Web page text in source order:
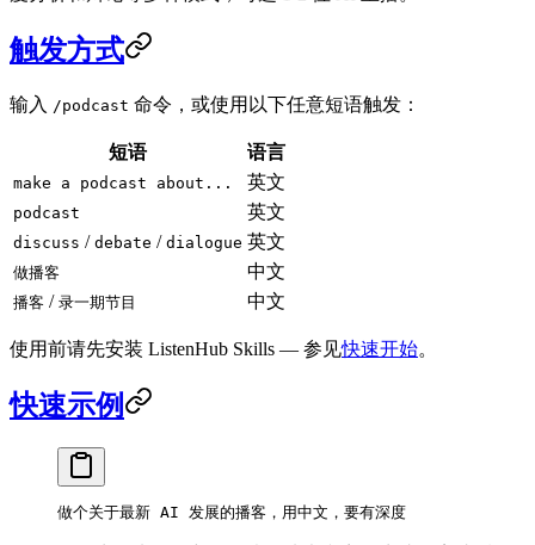
触发方式
输入 /podcast 命令，或使用以下任意短语触发：
短语 语言
make a podcast about... 英文
podcast 英文
discuss / debate / dialogue 英文
做播客 中文
播客 / 录一期节目 中文
使用前请先安装 ListenHub Skills — 参见快速开始。
快速示例
做个关于最新 AI 发展的播客，用中文，要有深度